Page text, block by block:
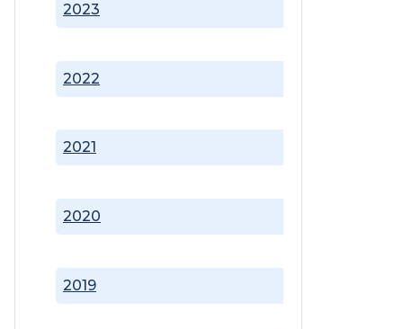
2019
2020
2021
2022
2023